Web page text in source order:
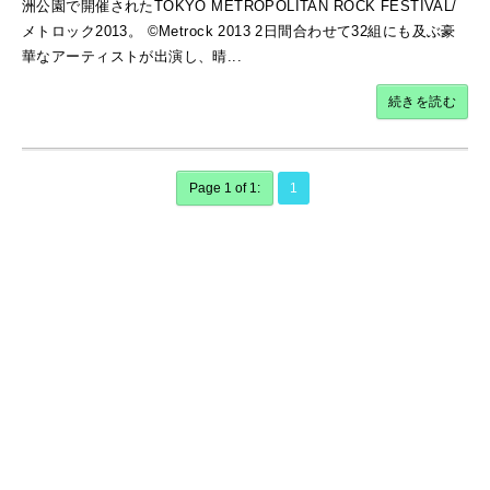
洲公園で開催されたTOKYO METROPOLITAN ROCK FESTIVAL/
メトロック2013。 ©Metrock 2013 2日間合わせて32組にも及ぶ豪
華なアーティストが出演し、晴...
続きを読む
Page 1 of 1: 1